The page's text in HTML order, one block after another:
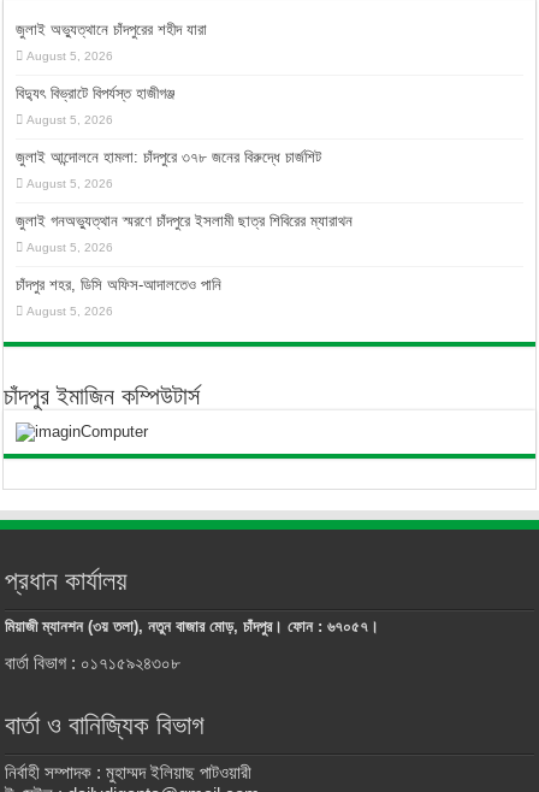
জুলাই অভ্যুত্থানে চাঁদপুরের শহীদ যারা
August 5, 2026
বিদ্যুৎ বিভ্রাটে বিপর্যস্ত হাজীগঞ্জ
August 5, 2026
জুলাই আন্দোলনে হামলা: চাঁদপুরে ৩৭৮ জনের বিরুদ্ধে চার্জশিট
August 5, 2026
জুলাই গনঅভ্যুত্থান স্মরণে চাঁদপুরে ইসলামী ছাত্র শিবিরের ম্যারাথন
August 5, 2026
চাঁদপুর শহর, ডিসি অফিস-আদালতেও পানি
August 5, 2026
চাঁদপুর ইমাজিন কম্পিউটার্স
প্রধান কার্যালয়
মিয়াজী ম্যানশন (৩য় তলা), নতুন বাজার মোড়, চাঁদপুর। ফোন : ৬৭০৫৭।
বার্তা বিভাগ : ০১৭১৫৯২৪৩০৮
বার্তা ও বানিজ্যিক বিভাগ
নির্বাহী সম্পাদক : মুহাম্মদ ইলিয়াছ পাটওয়ারী